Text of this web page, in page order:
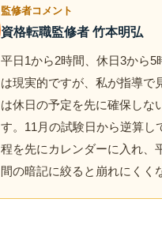
監修者コメント
資格転職監修者 竹本明弘
平日1から2時間、休日3から5
は現実的ですが、私が指導で
は休日の予定を先に確保しな
す。11月の試験日から逆算し
程を先にカレンダーに入れ、
間の暗記に絞ると崩れにくく